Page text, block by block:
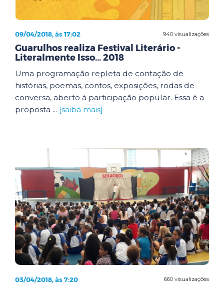
940 visualizações
09/04/2018, às 17:02
Guarulhos realiza Festival Literário -
Literalmente Isso... 2018
Uma programação repleta de contação de
histórias, poemas, contos, exposições, rodas de
conversa, aberto à participação popular. Essa é a
proposta ... [saiba mais]
660 visualizações
03/04/2018, às 7:20